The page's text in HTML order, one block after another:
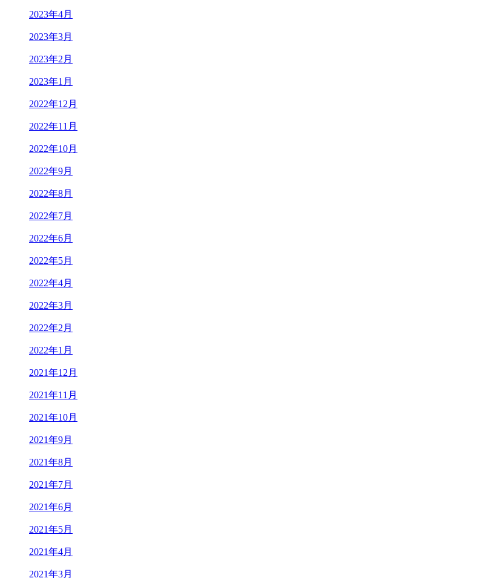
2023年4月
2023年3月
2023年2月
2023年1月
2022年12月
2022年11月
2022年10月
2022年9月
2022年8月
2022年7月
2022年6月
2022年5月
2022年4月
2022年3月
2022年2月
2022年1月
2021年12月
2021年11月
2021年10月
2021年9月
2021年8月
2021年7月
2021年6月
2021年5月
2021年4月
2021年3月